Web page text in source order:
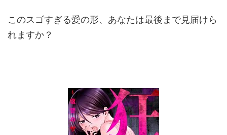
このスゴすぎる愛の形、あなたは最後まで見届けら
れますか？